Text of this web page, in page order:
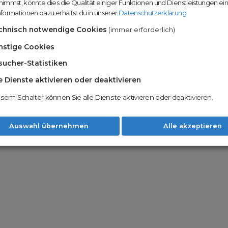
Nachname
du die
Möglichkeiten.
Unsere
Unser Open
um wertvolle
Mit
Option zu
könnte dies die Qualität einiger Funktionen und Dienstleistungen
dazu erhältst du in unsererDatenschutzerklärung.
notwendige Cookies (immer erforderlich)
Cookies
Statistiken
Dienste aktivieren oder deaktivieren
Schalter können Sie alle Dienste aktivieren oder deaktivieren.
Auswahl übernehmen Alle akzeptieren